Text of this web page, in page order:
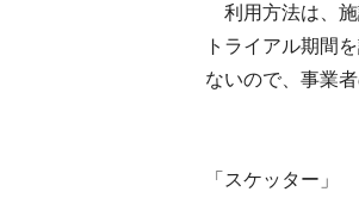
利用方法は、施
トライアル期間
ないので、事業
「スケッター」